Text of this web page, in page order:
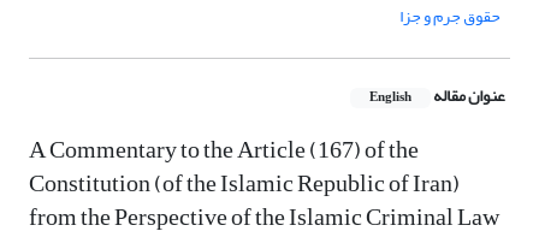
حقوق جرم و جزا
عنوان مقاله English
A Commentary to the Article (167) of the
Constitution (of the Islamic Republic of Iran)
from the Perspective of the Islamic Criminal Law